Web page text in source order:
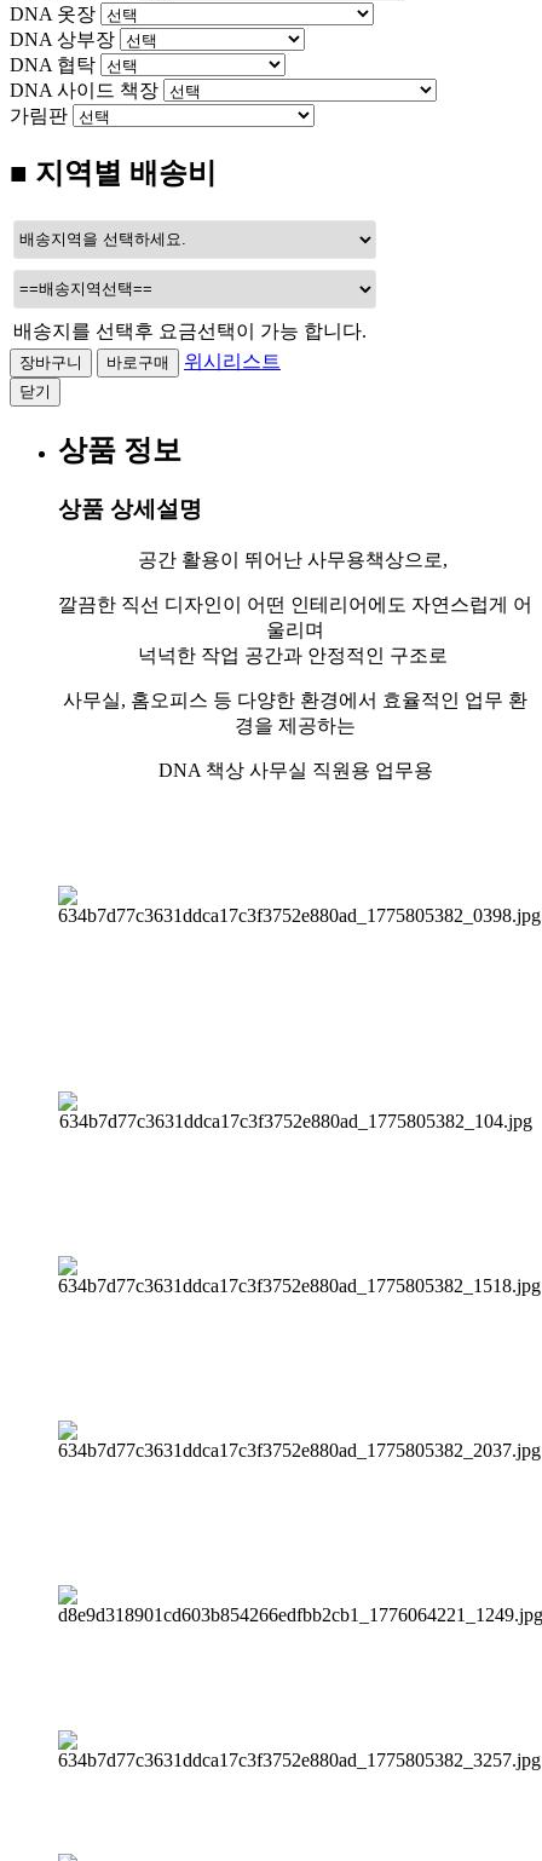
DNA 옷장
DNA 상부장
DNA 협탁
DNA 사이드 책장
가림판
■ 지역별 배송비
배송지를 선택후 요금선택이 가능 합니다.
위시리스트
닫기
상품 정보
상품 상세설명
공간 활용이 뛰어난 사무용책상으로,
깔끔한 직선 디자인이 어떤 인테리어에도 자연스럽게 어
울리며
넉넉한 작업 공간과 안정적인 구조로
사무실, 홈오피스 등 다양한 환경에서 효율적인 업무 환
경을 제공하는
DNA 책상 사무실 직원용 업무용